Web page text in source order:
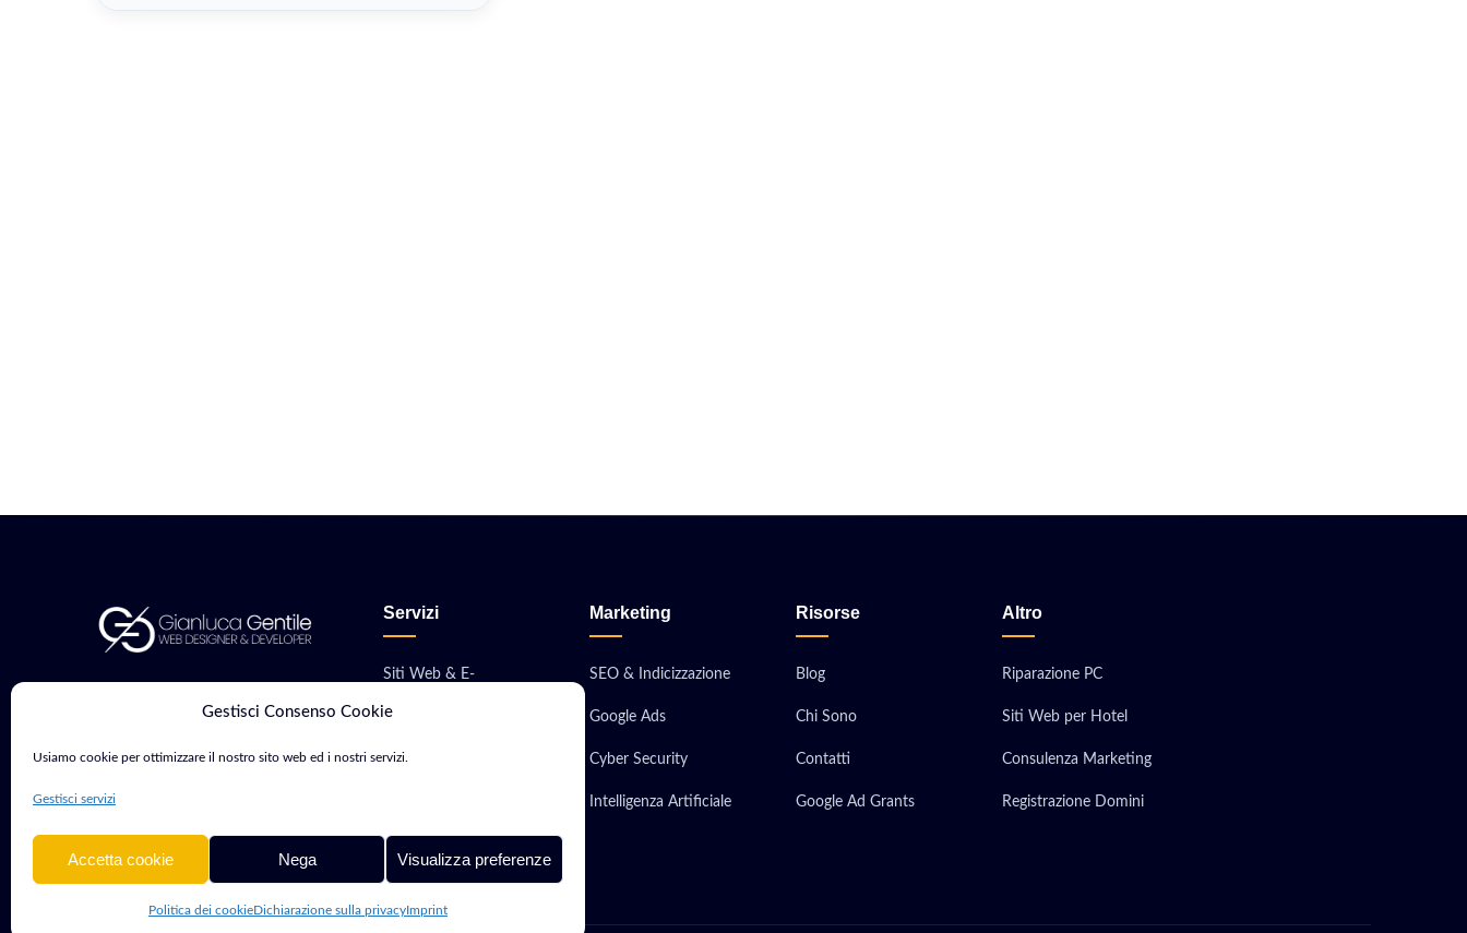
Gestisci Consenso Cookie
Usiamo cookie per ottimizzare il nostro sito web ed i nostri servizi.
Gestisci servizi
Accetta cookie Nega Visualizza preferenze
Politica dei cookieDichiarazione sulla privacyImprint
Sviluppatore con oltre 15 anni di
mondo digitale.
Servizi
Siti Web & E-
Marketing
SEO & Indicizzazione
Google Ads
Cyber Security
Intelligenza Artificiale
Risorse
Blog
Chi Sono
Contatti
Google Ad Grants
Altro
Riparazione PC
Siti Web per Hotel
Consulenza Marketing
Registrazione Domini